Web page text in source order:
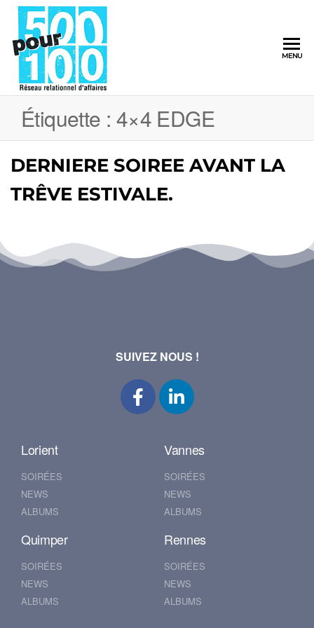
MENU
Étiquette : 4×4 EDGE
DERNIERE SOIREE AVANT LA
TRÊVE ESTIVALE.
SUIVEZ NOUS !
Lorient
SOIRÉES
NEWS
ALBUMS
Vannes
SOIRÉES
NEWS
ALBUMS
Quimper
SOIRÉES
NEWS
ALBUMS
Rennes
SOIRÉES
NEWS
ALBUMS